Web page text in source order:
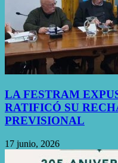
LA FESTRAM
RATIFICÓ SU
PREVISIONAL
17 junio, 2026